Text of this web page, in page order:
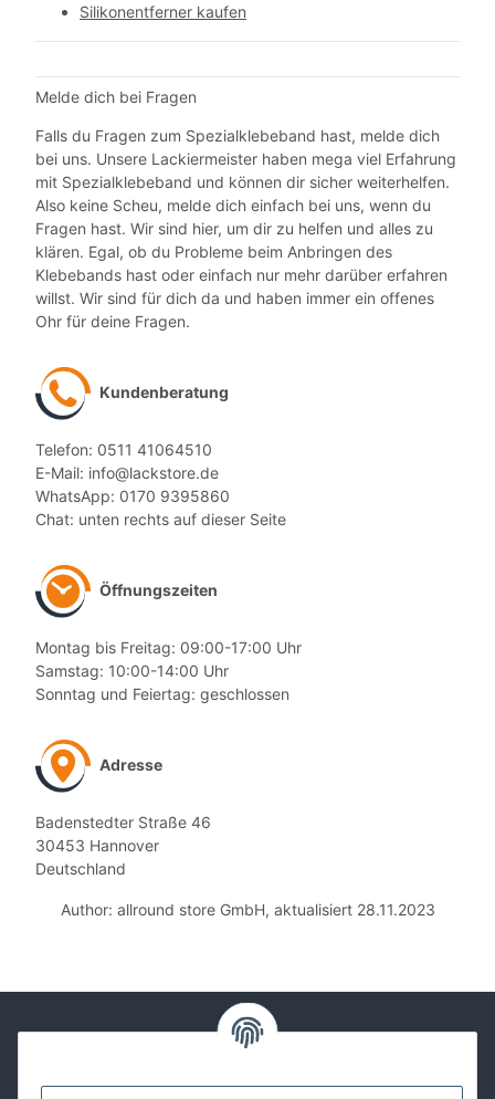
Silikonentferner kaufen
Melde dich bei Fragen
Falls du Fragen zum Spezialklebeband hast, melde dich
bei uns. Unsere Lackiermeister haben mega viel Erfahrung
mit Spezialklebeband und können dir sicher weiterhelfen.
Also keine Scheu, melde dich einfach bei uns, wenn du
Fragen hast. Wir sind hier, um dir zu helfen und alles zu
klären. Egal, ob du Probleme beim Anbringen des
Klebebands hast oder einfach nur mehr darüber erfahren
willst. Wir sind für dich da und haben immer ein offenes
Ohr für deine Fragen.
Kundenberatung
Telefon: 0511 41064510
E-Mail: info@lackstore.de
WhatsApp: 0170 9395860
Chat: unten rechts auf dieser Seite
Öffnungszeiten
Montag bis Freitag: 09:00-17:00 Uhr
Samstag: 10:00-14:00 Uhr
Sonntag und Feiertag: geschlossen
Adresse
Badenstedter Straße 46
30453 Hannover
Deutschland
Author: allround store GmbH, aktualisiert 28.11.2023